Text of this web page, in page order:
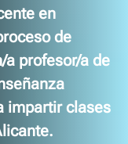
en
de
a profesor/a de
impartir clases
.